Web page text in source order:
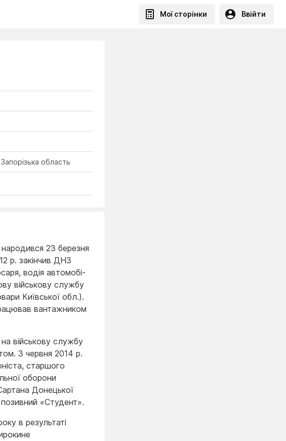
Мої сторінки Ввійти
область
23 березня
р. закінчив ДНЗ
водія автомобі­
військову службу
Київської обл.).
вантажником
війсь­кову службу
З червня 2014 р.
старшого
оборони
Донецької
«Студент».
в ре­зультаті